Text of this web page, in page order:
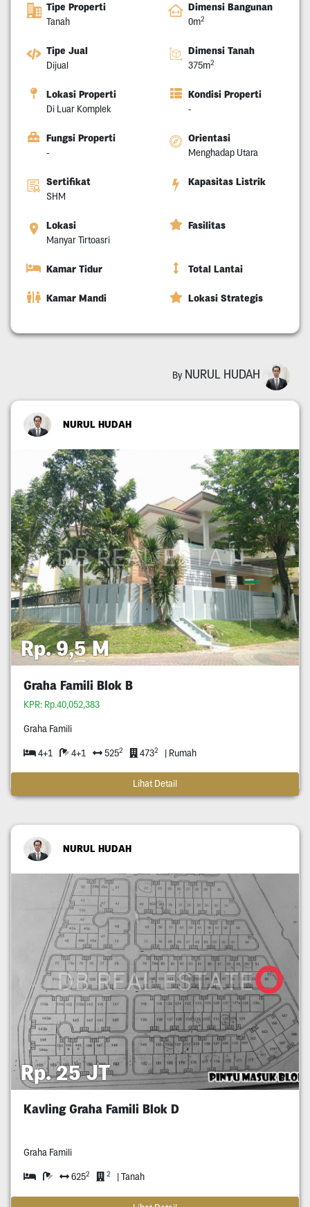
Tipe Properti
Tanah
Dimensi Bangunan
0m2
Tipe Jual
Dijual
Dimensi Tanah
375m2
Lokasi Properti
Di Luar Komplek
Kondisi Properti
-
Fungsi Properti
-
Orientasi
Menghadap Utara
Sertifikat
SHM
Kapasitas Listrik
Lokasi
Manyar Tirtoasri
Fasilitas
Kamar Tidur Total Lantai
Kamar Mandi Lokasi Strategis
By NURUL HUDAH
NURUL HUDAH
Rp. 9,5 M
Graha Famili Blok B
KPR: Rp.40,052,383
Graha Famili
4+1 4+1 5252 4732 | Rumah
Lihat Detail
NURUL HUDAH
Rp. 25 JT
Kavling Graha Famili Blok D
Graha Famili
6252 2 | Tanah